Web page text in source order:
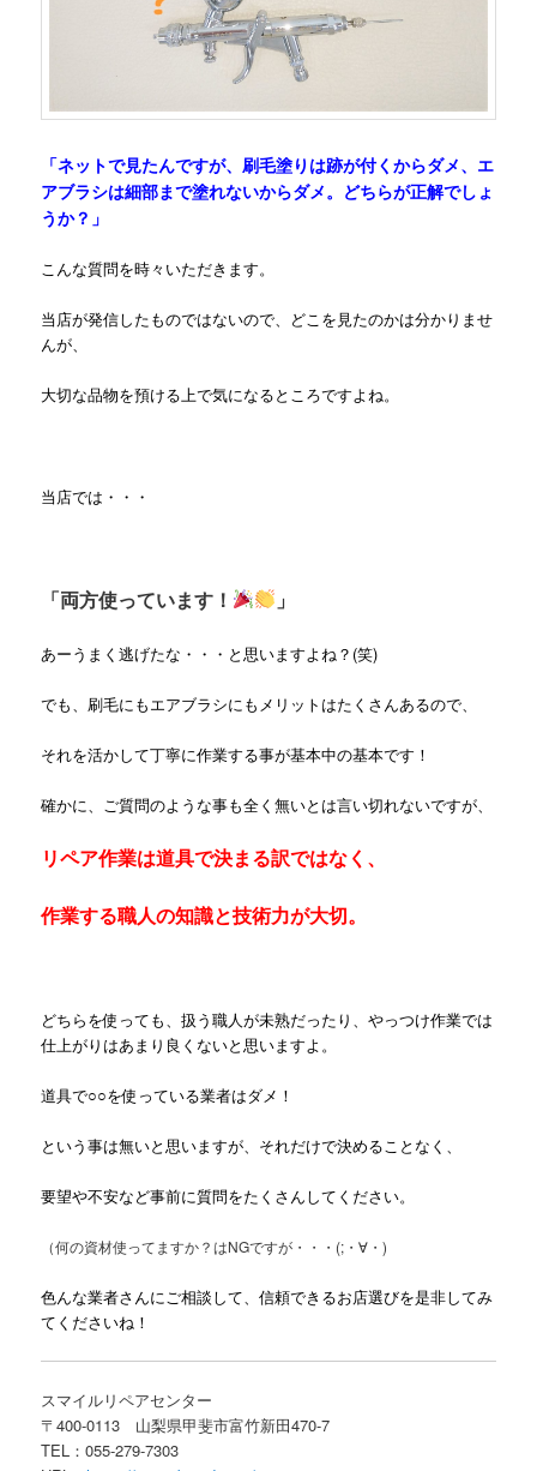
「ネットで見たんですが、刷毛塗りは跡が付くからダメ、エ
アブラシは細部まで塗れないからダメ。どちらが正解でしょ
うか？」
こんな質問を時々いただきます。
当店が発信したものではないので、どこを見たのかは分かりませ
んが、
大切な品物を預ける上で気になるところですよね。
当店では・・・
「両方使っています！ 」
あーうまく逃げたな・・・と思いますよね？(笑)
でも、刷毛にもエアブラシにもメリットはたくさんあるので、
それを活かして丁寧に作業する事が基本中の基本です！
確かに、ご質問のような事も全く無いとは言い切れないですが、
リペア作業は道具で決まる訳ではなく、
作業する職人の知識と技術力が大切。
どちらを使っても、扱う職人が未熟だったり、やっつけ作業では
仕上がりはあまり良くないと思いますよ。
道具で○○を使っている業者はダメ！
という事は無いと思いますが、それだけで決めることなく、
要望や不安など事前に質問をたくさんしてください。
（何の資材使ってますか？はNGですが・・・(;・∀・)
色んな業者さんにご相談して、信頼できるお店選びを是非してみ
てくださいね！
スマイルリペアセンター
〒400-0113 山梨県甲斐市富竹新田470-7
TEL：055-279-7303